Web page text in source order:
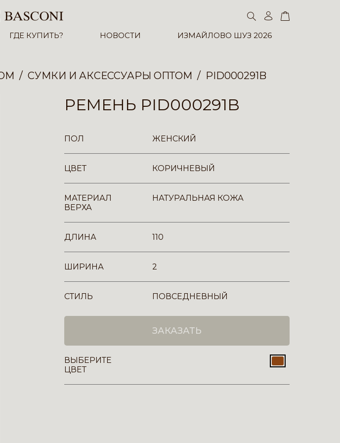
ГДЕ КУПИТЬ? НОВОСТИ ИЗМАЙЛОВО ШУЗ 2026
СУМКИ И АКСЕССУАРЫ ОПТОМ PID000291B
РЕМЕНЬ PID000291B
ПОЛ ЖЕНСКИЙ
ЦВЕТ КОРИЧНЕВЫЙ
МАТЕРИАЛ
ВЕРХА
НАТУРАЛЬНАЯ КОЖА
ДЛИНА 110
ШИРИНА 2
СТИЛЬ ПОВСЕДНЕВНЫЙ
ЗАКАЗАТЬ
ВЫБЕРИТЕ
ЦВЕТ